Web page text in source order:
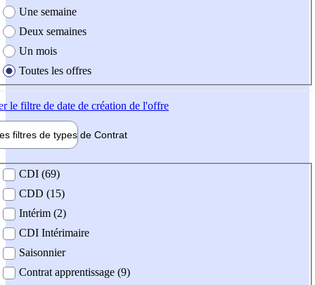
Une semaine
Deux semaines
Un mois
Toutes les offres
le filtre de date de création de l'offre
filtres de types de Contrat
contrat
CDI (69)
CDD (15)
Intérim (2)
CDI Intérimaire
Saisonnier
Contrat apprentissage (9)